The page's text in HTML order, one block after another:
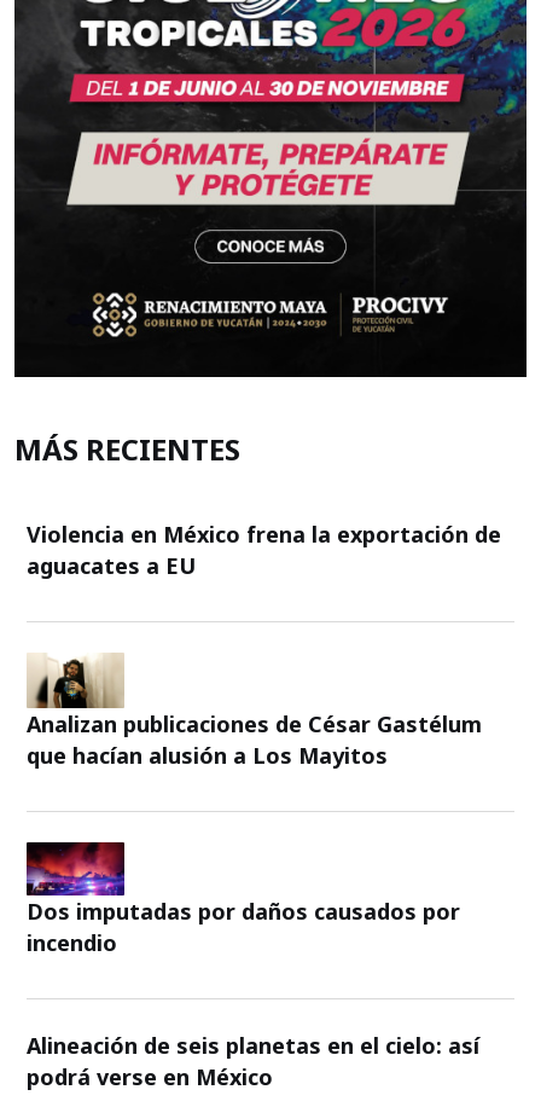
MÁS RECIENTES
Violencia en México frena la exportación de
aguacates a EU
Analizan publicaciones de César Gastélum
que hacían alusión a Los Mayitos
Dos imputadas por daños causados por
incendio
Alineación de seis planetas en el cielo: así
podrá verse en México